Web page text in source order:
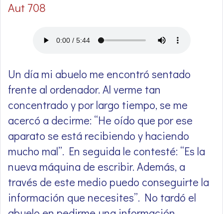
Aut 708
Un día mi abuelo me encontró sentado
frente al ordenador. Al verme tan
concentrado y por largo tiempo, se me
acercó a decirme: “He oído que por ese
aparato se está recibiendo y haciendo
mucho mal”. En seguida le contesté: “Es la
nueva máquina de escribir. Además, a
través de este medio puedo conseguirte la
información que necesites”. No tardó el